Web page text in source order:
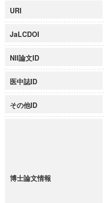
URI
JaLCDOI
NII論文ID
医中誌ID
その他ID
博士論文情報